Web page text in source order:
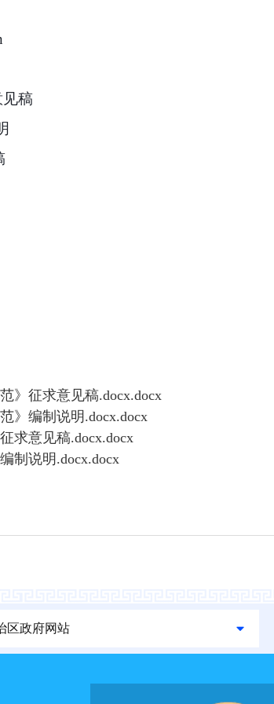
见稿
》征求意见稿.docx.docx
》编制说明.docx.docx
求意见稿.docx.docx
制说明.docx.docx
区政府网站